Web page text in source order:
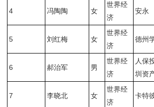
4 冯陶陶 女
世界经
济
安永
5 刘红梅 女
世界经
济
德州
6 郝治军 男
世界经
济
人保
圳资
7 李晓北 女
世界经
济
卡特